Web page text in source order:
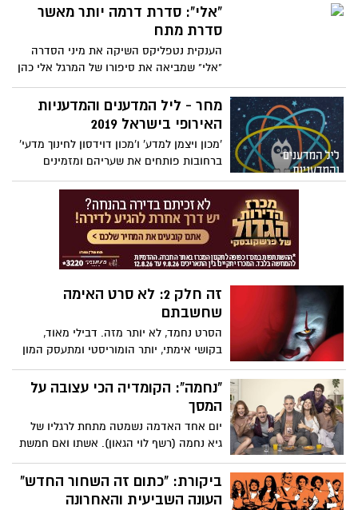
הפתיחה מעניינת ומסמנת כי הסדרה תהיה
מותחת ומסקרנת אף על פי שהסוף ידוע
קיבלנו סדרה בעלת קצב מאוד איטי. גם רגעי
המתח נגמרו מהר ממה שאפשר היה למתוח
אותם. מצד שני מרגש שסיפורו של אלי כהן
עלה לכותרות, בזכותה גם בני נוער שלא שמעו
על המקרה שלו כרגע מכירים אודותיו
"אלי": סדרת דרמה יותר מאשר
סדרת מתח
הענקית נטפליקס השיקה את מיני הסדרה
"אלי" שמביאה את סיפורו של המרגל אלי כהן
בסוריה, אשר קיפח את חייו למען המדינה.
הפתיחה מעניינת ומסמנת כי הסדרה תהיה
מותחת ומסקרנת אף על פי שהסוף ידוע
קיבלנו סדרה בעלת קצב מאוד איטי. גם רגעי
המתח נגמרו מהר ממה שאפשר היה למתוח
אותם. מצד שני מרגש שסיפורו של אלי כהן
עלה לכותרות, בזכותה גם בני נוער שלא שמעו
על המקרה שלו כרגע מכירים אודותיו
מחר - ליל המדענים והמדעניות
האירופי בישראל 2019
'מכון ויצמן למדע' ו'מכון דוידסון לחינוך מדעי'
ברחובות פותחים את שעריהם ומזמינים
אתכם לפסטיבל שכולו מדע בגובה העיניים -
כניסה חופשית
זה חלק 2: לא סרט האימה
שחשבתם
הסרט נחמד, לא יותר מזה. דבילי מאוד,
בקושי אימתי, יותר הומוריסטי ומתעסק המון
ברגש. אני ממליצה לא לאכול פופקורן בסרט
הזה, אלא אם כן יש לכם ממש חשק להקיא כי
הוא כן מעורר רצון כזה בכמה וכמה סצנות.
ואל תשכחו "אנחנו לוזרים ותמיד נהיה כאלה"
"נחמה": הקומדיה הכי עצובה על
המסך
יום אחד האדמה נשמטה מתחת לרגליו של
גיא נחמה (רשף לוי הגאון). אשתו ואם חמשת
ילדיו, תמר, נהרגת בתאונת דרכים. איך
ממשיכים הלאה אחרי דבר נורא כזה? הסדרה
"נחמה" של Hot (רשף לוי ותומר שני), עונה על
ביקורת: "כתום זה השחור החדש"
העונה השביעית והאחרונה